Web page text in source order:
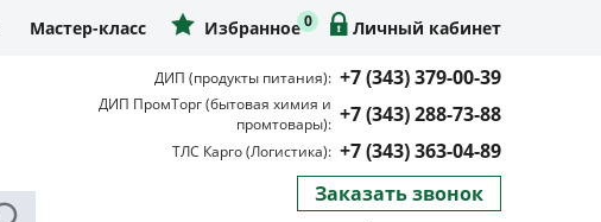
Мастер-класс Избранное0 Личный кабинет
ДИП (продукты питания): +7 (343) 379-00-39
ДИП ПромТорг (бытовая химия и
промтовары): +7 (343) 288-73-88
ТЛС Карго (Логистика): +7 (343) 363-04-89
Заказать звонок